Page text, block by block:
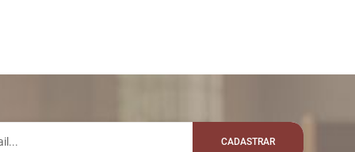
CADASTRAR